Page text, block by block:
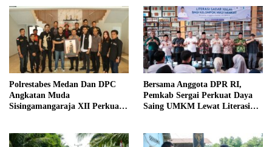
Polrestabes Medan Dan DPC
Angkatan Muda
Sisingamangaraja XII Perkuat
Bersama Anggota DPR RI,
Pemkab Sergai Perkuat Daya
Saing UMKM Lewat Literasi